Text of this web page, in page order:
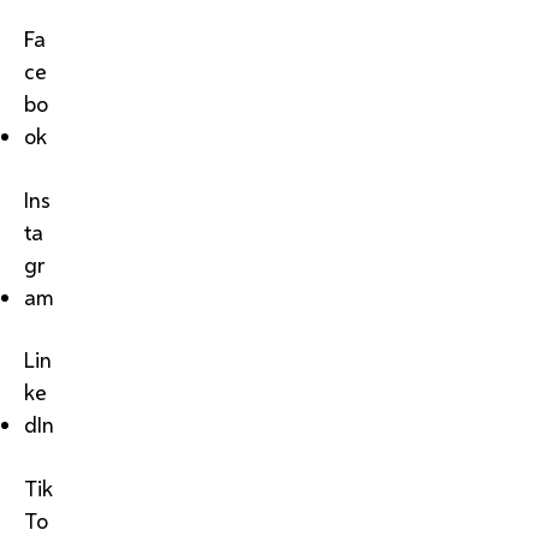
Fa
ce
bo
ok
Ins
ta
gr
am
Lin
ke
dIn
Tik
To